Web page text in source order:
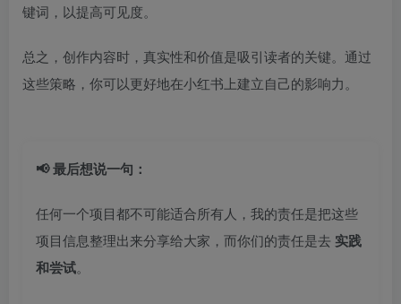
键词，以提高可见度。
总之，创作内容时，真实性和价值是吸引读者的关键。通过
这些策略，你可以更好地在小红书上建立自己的影响力。
📢 最后想说一句：
任何一个项目都不可能适合所有人，我的责任是把这些
项目信息整理出来分享给大家，而你们的责任是去 实践
和尝试。